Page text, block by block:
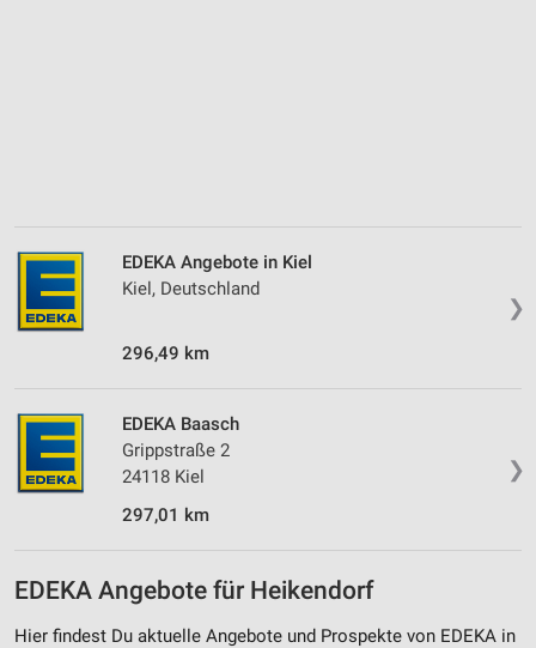
❯
EDEKA Angebote in Kiel
Kiel, Deutschland
296,49 km
❯
EDEKA Baasch
Grippstraße 2
24118 Kiel
297,01 km
EDEKA Angebote für Heikendorf
Hier findest Du aktuelle Angebote und Prospekte von EDEKA in